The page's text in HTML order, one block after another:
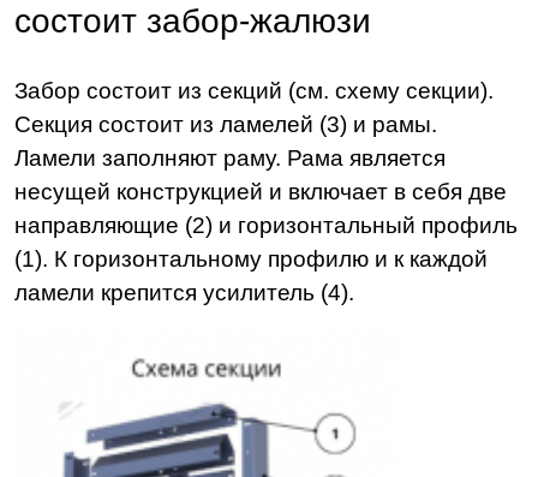
состоит забор-жалюзи
Забор состоит из секций (см. схему секции).
Секция состоит из ламелей (3) и рамы.
Ламели заполняют раму. Рама является
несущей конструкцией и включает в себя две
направляющие (2) и горизонтальный профиль
(1). К горизонтальному профилю и к каждой
ламели крепится усилитель (4).